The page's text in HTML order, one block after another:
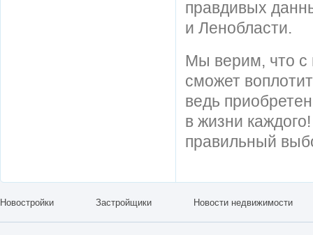
правдивых
и Ленобласти.
Мы верим, что
сможет
ведь
в жизни
правильный
Новостройки Застройщики Новости недвижимости